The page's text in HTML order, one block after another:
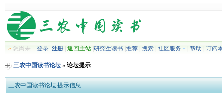
»您尚未 登录 注册| 返回主站| 研究生读书| 推荐| 搜索| 社区服务 帮助 订阅
三农中国读书论坛» 论坛提示
三农中国读书论坛 提示信息